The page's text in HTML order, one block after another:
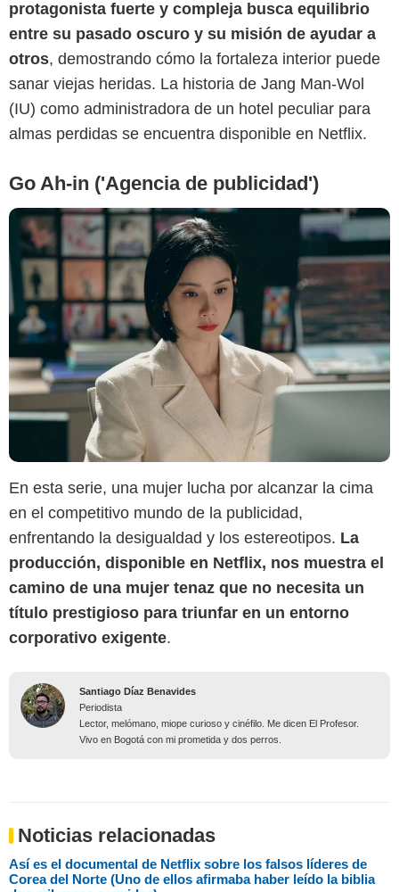
protagonista fuerte y compleja busca equilibrio
entre su pasado oscuro y su misión de ayudar a
otros, demostrando cómo la fortaleza interior puede
sanar viejas heridas. La historia de Jang Man-Wol
(IU) como administradora de un hotel peculiar para
almas perdidas se encuentra disponible en Netflix.
Go Ah-in ('Agencia de publicidad')
En esta serie, una mujer lucha por alcanzar la cima
en el competitivo mundo de la publicidad,
enfrentando la desigualdad y los estereotipos. La
producción, disponible en Netflix, nos muestra el
camino de una mujer tenaz que no necesita un
título prestigioso para triunfar en un entorno
corporativo exigente.
Santiago Díaz Benavides
Periodista
Lector, melómano, miope curioso y cinéfilo. Me dicen El Profesor.
Vivo en Bogotá con mi prometida y dos perros.
Noticias relacionadas
Así es el documental de Netflix sobre los falsos líderes de
Corea del Norte (Uno de ellos afirmaba haber leído la biblia